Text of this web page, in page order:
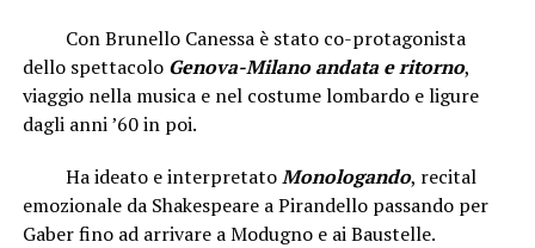
Con Brunello Canessa è stato co-protagonista
dello spettacolo Genova-Milano andata e ritorno,
viaggio nella musica e nel costume lombardo e ligure
dagli anni ’60 in poi.
Ha ideato e interpretatoMonologando, recital
emozionale da Shakespeare a Pirandello passando per
Gaber fino ad arrivare a Modugno e ai Baustelle.